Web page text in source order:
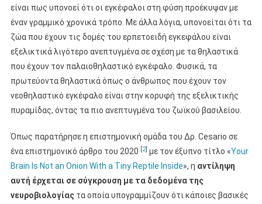
είναι πως υπονοεί ότι οι εγκέφαλοι στη φύση προέκυψαν με
έναν γραμμικό χρονικά τρόπο. Με άλλα λόγια, υπονοείται ότι τα
ζώα που έχουν τις δομές του ερπετοειδή εγκεφάλου είναι
εξελικτικά λιγότερο ανεπτυγμένα σε σχέση με τα θηλαστικά
που έχουν τον παλαιοθηλαστικό εγκέφαλο. Φυσικά, τα
πρωτεύοντα θηλαστικά όπως ο άνθρωπος που έχουν τον
νεοθηλαστικό εγκέφαλο είναι στην κορυφή της εξελικτικής
πυραμίδας, όντας τα πιο ανεπτυγμένα του ζωϊκού βασιλείου.
Όπως παρατήρησε η επιστημονική ομάδα του Δρ. Cesario σε
ένα επιστημονικό άρθρο του 2020 [2] με τον έξυπνο τίτλο «Your
Brain Is Not an Onion With a Tiny Reptile Inside», η αντίληψη
αυτή έρχεται σε σύγκρουση με τα δεδομένα της
νευροβιολογίαςτα οποία υπογραμμίζουν ότι κάποιες βασικές